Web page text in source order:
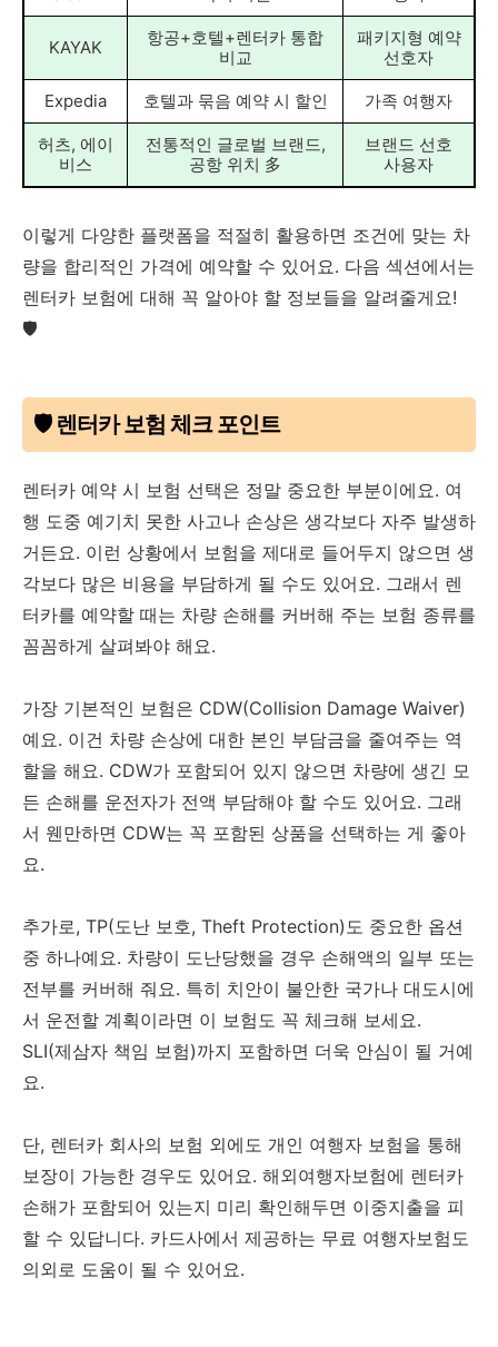
KAYAK
항공+호텔+렌터카 통합
비교
패키지형 예약
선호자
Expedia 호텔과 묶음 예약 시 할인 가족 여행자
허츠, 에이
비스
전통적인 글로벌 브랜드,
공항 위치 多
브랜드 선호
사용자
이렇게 다양한 플랫폼을 적절히 활용하면 조건에 맞는 차
량을 합리적인 가격에 예약할 수 있어요. 다음 섹션에서는
렌터카 보험에 대해 꼭 알아야 할 정보들을 알려줄게요!
🛡️
🛡️ 렌터카 보험 체크 포인트
렌터카 예약 시 보험 선택은 정말 중요한 부분이에요. 여
행 도중 예기치 못한 사고나 손상은 생각보다 자주 발생하
거든요. 이런 상황에서 보험을 제대로 들어두지 않으면 생
각보다 많은 비용을 부담하게 될 수도 있어요. 그래서 렌
터카를 예약할 때는 차량 손해를 커버해 주는 보험 종류를
꼼꼼하게 살펴봐야 해요.
가장 기본적인 보험은 CDW(Collision Damage Waiver)
예요. 이건 차량 손상에 대한 본인 부담금을 줄여주는 역
할을 해요. CDW가 포함되어 있지 않으면 차량에 생긴 모
든 손해를 운전자가 전액 부담해야 할 수도 있어요. 그래
서 웬만하면 CDW는 꼭 포함된 상품을 선택하는 게 좋아
요.
추가로, TP(도난 보호, Theft Protection)도 중요한 옵션
중 하나예요. 차량이 도난당했을 경우 손해액의 일부 또는
전부를 커버해 줘요. 특히 치안이 불안한 국가나 대도시에
서 운전할 계획이라면 이 보험도 꼭 체크해 보세요.
SLI(제삼자 책임 보험)까지 포함하면 더욱 안심이 될 거예
요.
단, 렌터카 회사의 보험 외에도 개인 여행자 보험을 통해
보장이 가능한 경우도 있어요. 해외여행자보험에 렌터카
손해가 포함되어 있는지 미리 확인해두면 이중지출을 피
할 수 있답니다. 카드사에서 제공하는 무료 여행자보험도
의외로 도움이 될 수 있어요.